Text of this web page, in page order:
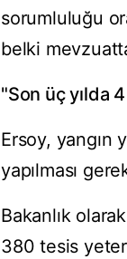
sorumluluğu
belki
"Son üç yılda
Ersoy,
yapılması
Bakanlık
380 tesis